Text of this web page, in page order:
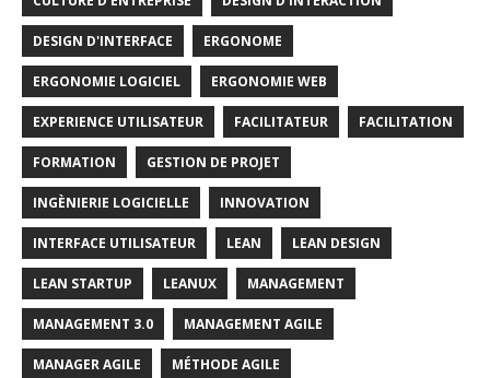
DESIGN D'INTERFACE ERGONOME
ERGONOMIE LOGICIEL ERGONOMIE WEB
EXPERIENCE UTILISATEUR FACILITATEUR FACILITATION
FORMATION GESTION DE PROJET
INGÈNIERIE LOGICIELLE INNOVATION
INTERFACE UTILISATEUR LEAN LEAN DESIGN
LEAN STARTUP LEANUX MANAGEMENT
MANAGEMENT 3.0 MANAGEMENT AGILE
MANAGER AGILE MÉTHODE AGILE